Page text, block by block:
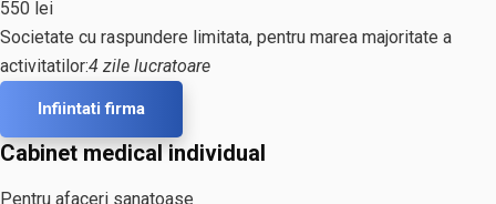
550 lei
Societate cu raspundere limitata, pentru marea majoritate a
activitatilor:4 zile lucratoare
Infiintati firma
Cabinet medical individual
Pentru afaceri sanatoase